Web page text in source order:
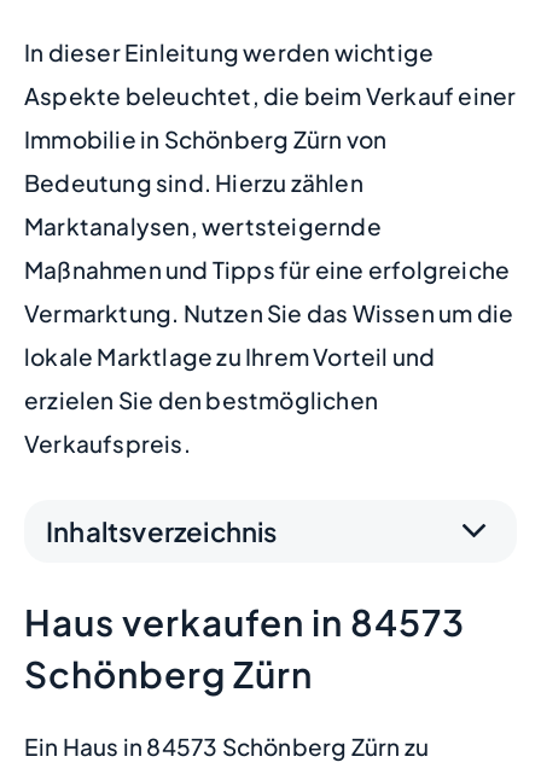
In dieser Einleitung werden wichtige
Aspekte beleuchtet, die beim Verkauf einer
Immobilie in Schönberg Zürn von
Bedeutung sind. Hierzu zählen
Marktanalysen, wertsteigernde
Maßnahmen und Tipps für eine erfolgreiche
Vermarktung. Nutzen Sie das Wissen um die
lokale Marktlage zu Ihrem Vorteil und
erzielen Sie den bestmöglichen
Verkaufspreis.
Inhaltsverzeichnis
Haus verkaufen in 84573
Schönberg Zürn
Ein Haus in 84573 Schönberg Zürn zu